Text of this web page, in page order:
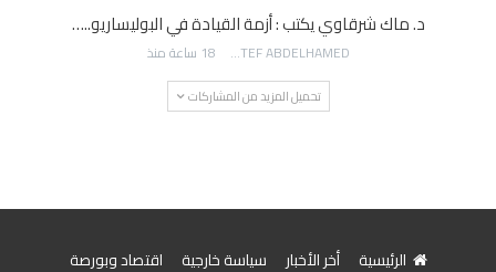
د. ماك شرقاوي يكتب : أزمة القيادة في البوليساريو..…
AWATEF ABDELHAMED 18 ساعة منذ
تحميل المزيد من المشاركات
الرئيسية أخر الأخبار سياسة خارجية اقتصاد وبورصة